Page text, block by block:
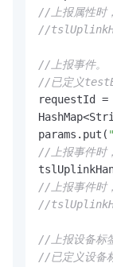
//上报属性时
//
//上报事件。
//已定义
requestId
params.put(
//上报事件时
//上报事件时
//
//上报设备标
//已定义设备